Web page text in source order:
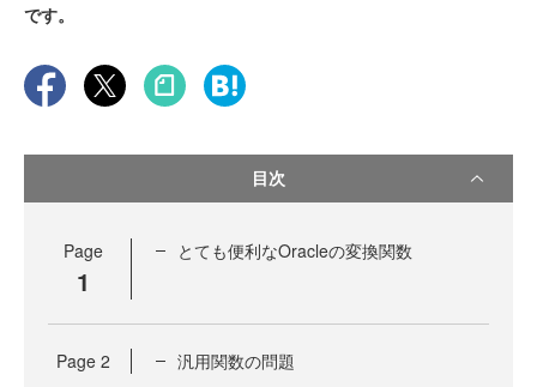
です。
目次
Page
1
とても便利なOracleの変換関数
Page 2 汎用関数の問題